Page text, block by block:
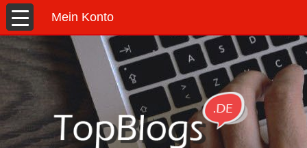
Mein Konto